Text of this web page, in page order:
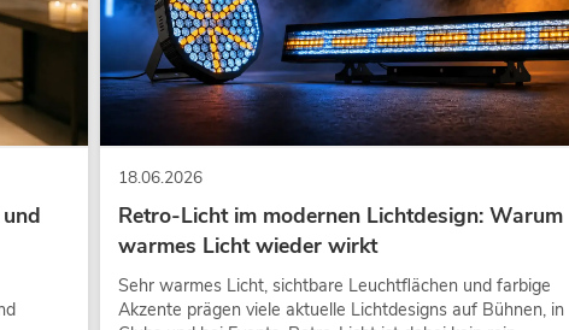
18.06.2026
Retro-Licht im modernen Lichtdesign: Warum
warmes Licht wieder wirkt
Sehr warmes Licht, sichtbare Leuchtflächen und farbige
Akzente prägen viele aktuelle Lichtdesigns auf Bühnen, in